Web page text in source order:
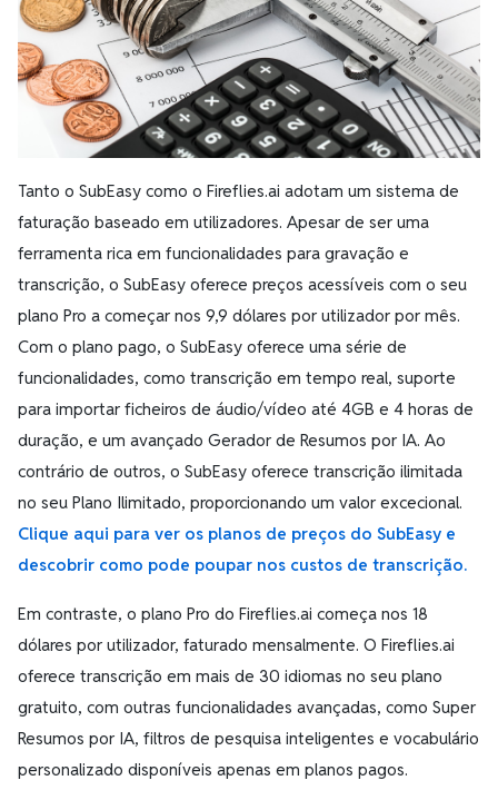
Tanto o SubEasy como o Fireflies.ai adotam um sistema de
faturação baseado em utilizadores. Apesar de ser uma
ferramenta rica em funcionalidades para gravação e
transcrição, o SubEasy oferece preços acessíveis com o seu
plano Pro a começar nos 9,9 dólares por utilizador por mês.
Com o plano pago, o SubEasy oferece uma série de
funcionalidades, como transcrição em tempo real, suporte
para importar ficheiros de áudio/vídeo até 4GB e 4 horas de
duração, e um avançado Gerador de Resumos por IA. Ao
contrário de outros, o SubEasy oferece transcrição ilimitada
no seu Plano Ilimitado, proporcionando um valor excecional.
Clique aqui para ver os planos de preços do SubEasy e
descobrir como pode poupar nos custos de transcrição.
Em contraste, o plano Pro do Fireflies.ai começa nos 18
dólares por utilizador, faturado mensalmente. O Fireflies.ai
oferece transcrição em mais de 30 idiomas no seu plano
gratuito, com outras funcionalidades avançadas, como Super
Resumos por IA, filtros de pesquisa inteligentes e vocabulário
personalizado disponíveis apenas em planos pagos.